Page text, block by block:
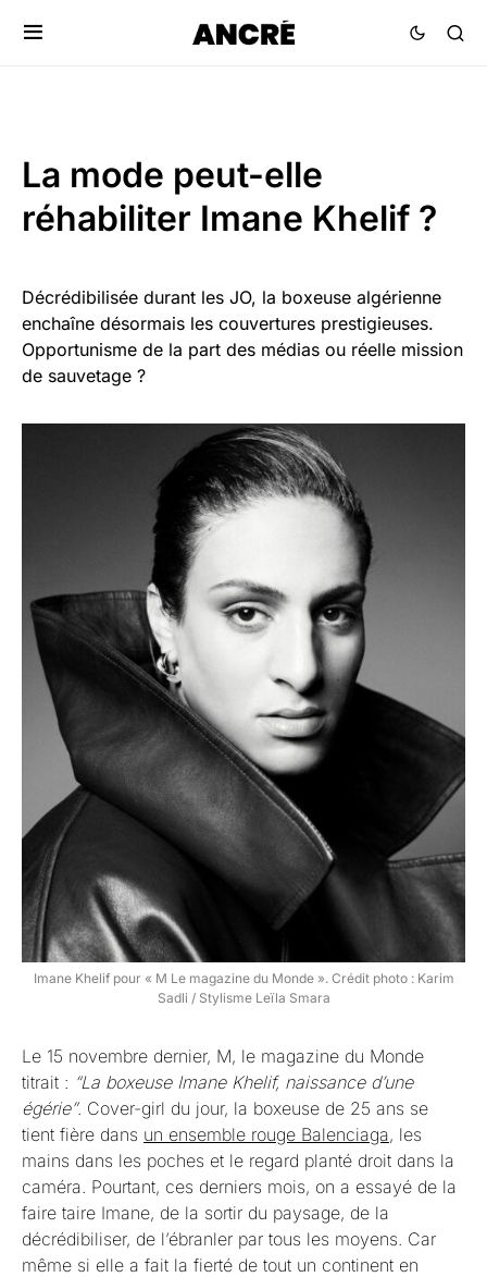
La mode peut-elle
réhabiliter Imane Khelif ?
Décrédibilisée durant les JO, la boxeuse algérienne
enchaîne désormais les couvertures prestigieuses.
Opportunisme de la part des médias ou réelle mission
de sauvetage ?
Imane Khelif pour « M Le magazine du Monde ». Crédit photo : Karim
Sadli / Stylisme Leïla Smara
Le 15 novembre dernier, M, le magazine du Monde
titrait : “La boxeuse Imane Khelif, naissance d’une
égérie”. Cover-girl du jour, la boxeuse de 25 ans se
tient fière dans un ensemble rouge Balenciaga, les
mains dans les poches et le regard planté droit dans la
caméra. Pourtant, ces derniers mois, on a essayé de la
faire taire Imane, de la sortir du paysage, de la
décrédibiliser, de l’ébranler par tous les moyens. Car
même si elle a fait la fierté de tout un continent en